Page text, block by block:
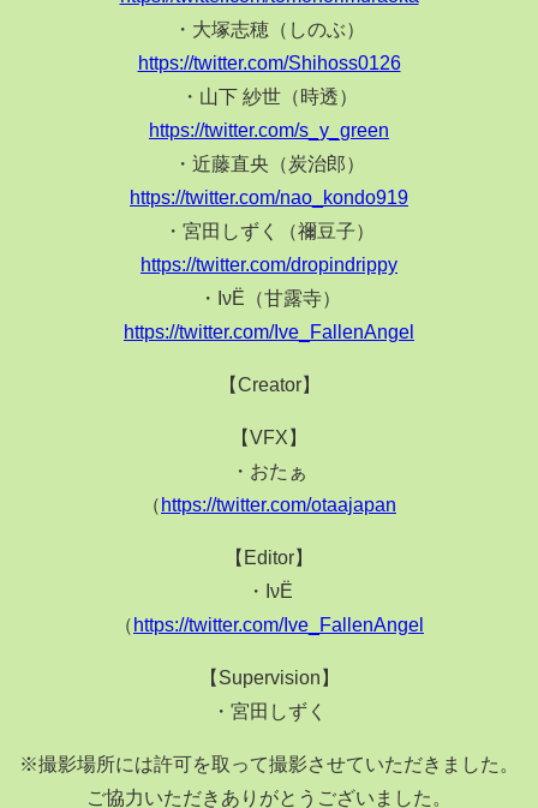
・大塚志穂（しのぶ）
https://twitter.com/Shihoss0126
・山下 紗世（時透）
https://twitter.com/s_y_green
・近藤直央（炭治郎）
https://twitter.com/nao_kondo919
・宮田しずく（禰豆子）
https://twitter.com/dropindrippy
・ΙνЁ（甘露寺）
https://twitter.com/Ive_FallenAngel
【Creator】
【VFX】
・おたぁ
（ https://twitter.com/otaajapan
【Editor】
・ΙνЁ
（ https://twitter.com/Ive_FallenAngel
【Supervision】
・宮田しずく
※撮影場所には許可を取って撮影させていただきました。
ご協力いただきありがとうございました。